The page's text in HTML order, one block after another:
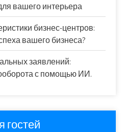
вашего интерьера
бизнес-центров:
вашего бизнеса?
заявлений:
с помощью ИИ.